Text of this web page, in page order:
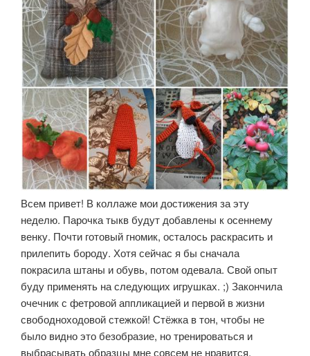
Всем привет! В коллаже мои достижения за эту
неделю. Парочка тыкв будут добавлены к осеннему
венку. Почти готовый гномик, осталось раскрасить и
прилепить бороду. Хотя сейчас я бы сначала
покрасила штаны и обувь, потом одевала. Свой опыт
буду применять на следующих игрушках. ;) Закончила
очечник с фетровой аппликацией и первой в жизни
свободноходовой стежкой! Стёжка в тон, чтобы не
было видно это безобразие, но тренироваться и
выбрасывать образцы мне совсем не нравится.